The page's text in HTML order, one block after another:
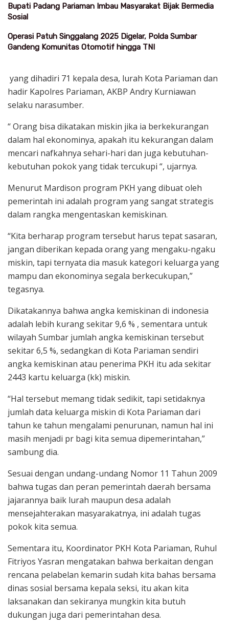
Bupati Padang Pariaman Imbau Masyarakat Bijak Bermedia
Sosial
Operasi Patuh Singgalang 2025 Digelar, Polda Sumbar
Gandeng Komunitas Otomotif hingga TNI
yang dihadiri 71 kepala desa, lurah Kota Pariaman dan
hadir Kapolres Pariaman, AKBP Andry Kurniawan
selaku narasumber.
“ Orang bisa dikatakan miskin jika ia berkekurangan
dalam hal ekonominya, apakah itu kekurangan dalam
mencari nafkahnya sehari-hari dan juga kebutuhan-
kebutuhan pokok yang tidak tercukupi “, ujarnya.
Menurut Mardison program PKH yang dibuat oleh
pemerintah ini adalah program yang sangat strategis
dalam rangka mengentaskan kemiskinan.
“Kita berharap program tersebut harus tepat sasaran,
jangan diberikan kepada orang yang mengaku-ngaku
miskin, tapi ternyata dia masuk kategori keluarga yang
mampu dan ekonominya segala berkecukupan,”
tegasnya.
Dikatakannya bahwa angka kemiskinan di indonesia
adalah lebih kurang sekitar 9,6 % , sementara untuk
wilayah Sumbar jumlah angka kemiskinan tersebut
sekitar 6,5 %, sedangkan di Kota Pariaman sendiri
angka kemiskinan atau penerima PKH itu ada sekitar
2443 kartu keluarga (kk) miskin.
“Hal tersebut memang tidak sedikit, tapi setidaknya
jumlah data keluarga miskin di Kota Pariaman dari
tahun ke tahun mengalami penurunan, namun hal ini
masih menjadi pr bagi kita semua dipemerintahan,”
sambung dia.
Sesuai dengan undang-undang Nomor 11 Tahun 2009
bahwa tugas dan peran pemerintah daerah bersama
jajarannya baik lurah maupun desa adalah
mensejahterakan masyarakatnya, ini adalah tugas
pokok kita semua.
Sementara itu, Koordinator PKH Kota Pariaman, Ruhul
Fitriyos Yasran mengatakan bahwa berkaitan dengan
rencana pelabelan kemarin sudah kita bahas bersama
dinas sosial bersama kepala seksi, itu akan kita
laksanakan dan sekiranya mungkin kita butuh
dukungan juga dari pemerintahan desa.